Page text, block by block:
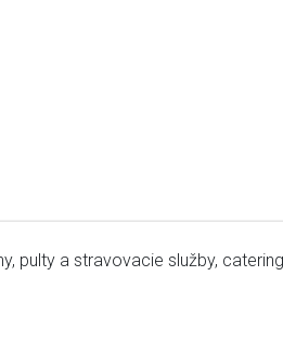
pulty a stravovacie služby,